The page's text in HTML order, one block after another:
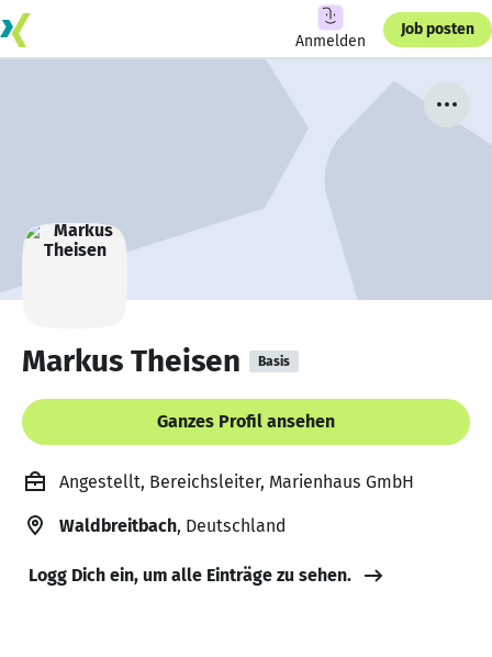
Anmelden
Job posten
Markus Theisen Basis
Ganzes Profil ansehen
Angestellt, Bereichsleiter, Marienhaus GmbH
Waldbreitbach, Deutschland
Logg Dich ein, um alle Einträge zu sehen.